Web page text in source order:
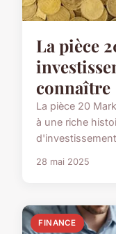
La pièce
connaître
La pièce 20
à une riche
28 mai 2025
FINANCE